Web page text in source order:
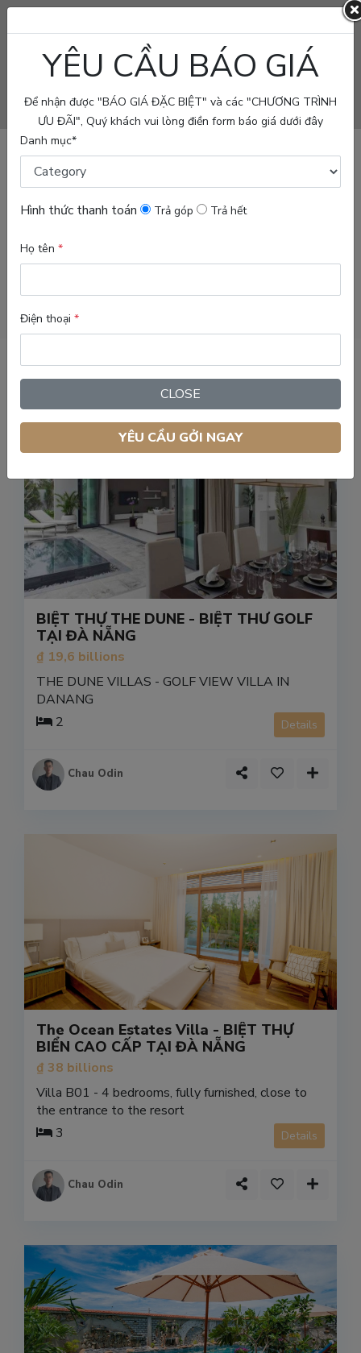
PROJECT
FOR
SALE
FOR
RENT/LEASE
US
Seach Properties
Biệt thự
BIỆT THỰ THE DUNE - BIỆT THƯ GOLF
TẠI ĐÀ NẴNG
₫ 19,6 billions
THE DUNE VILLAS - GOLF VIEW VILLA IN
DANANG
2
Details
Chau Odin
The Ocean Estates Villa - BIỆT THỰ
BIỂN CAO CẤP TẠI ĐÀ NẴNG
₫ 38 billions
Villa B01 - 4 bedrooms, fully furnished, close to
the entrance to the resort
3
Details
Chau Odin
YÊU CẦU BÁO GIÁ
Để nhận được "BÁO GIÁ ĐẶC BIỆT" và các "CHƯƠNG TRÌNH
ƯU ĐÃI", Quý khách vui lòng điền form báo giá dưới đây
Danh mục*
Hình thức thanh toán Trả góp Trả hết
Họ tên *
Điện thoại *
CLOSE
YÊU CẦU GỞI NGAY